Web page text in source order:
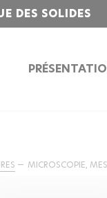
DES SOLIDES
MICROSCOPIE,